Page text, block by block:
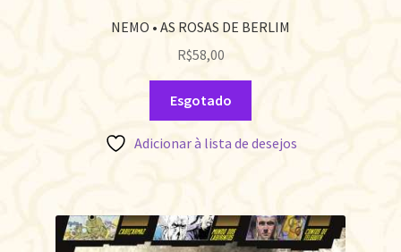
NEMO • AS ROSAS DE BERLIM
R$58,00
Esgotado
Adicionar à lista de desejos